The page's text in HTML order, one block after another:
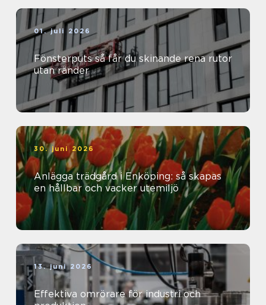
01. juli 2026
Fönsterputs så får du skinande rena rutor
utan ränder
30. juni 2026
Anlägga trädgård i Enköping: så skapas
en hållbar och vacker utemiljö
13. juni 2026
Effektiva omrörare för industri och